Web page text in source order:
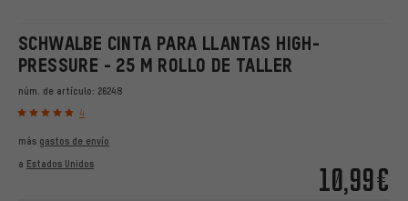
SCHWALBE CINTA PARA LLANTAS HIGH-
PRESSURE - 25 M ROLLO DE TALLER
núm. de artículo: 26248
4
10,99€
más gastos de envío
a Estados Unidos